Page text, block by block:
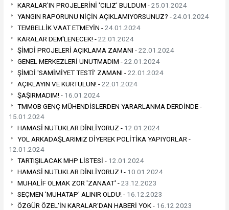
KARALAR'IN PROJELERİNİ 'CILIZ' BULDUM -25.01.2024
YANGIN RAPORUNU NİÇİN AÇIKLAMIYORSUNUZ? -24.01.2024
TEMBELLİK VAAT ETMEYİN -24.01.2024
KARALAR DEM'LENECEK! -22.01.2024
ŞİMDİ PROJELERİ AÇIKLAMA ZAMANI -22.01.2024
GENEL MERKEZLERİ UNUTMADIM -22.01.2024
ŞİMDİ 'SAMİMİYET TESTİ' ZAMANI -22.01.2024
AÇIKLAYIN VE KURTULUN! -22.01.2024
ŞAŞIRMADIM! - 16.01.2024
TMMOB GENÇ MÜHENDİSLERDEN YARARLANMA DERDİNDE -
15.01.2024
HAMASİ NUTUKLAR DİNLİYORUZ - 12.01.2024
YOL ARKADAŞLARIMIZ DİYEREK POLİTİKA YAPIYORLAR -
12.01.2024
TARTIŞILACAK MHP LİSTESİ - 12.01.2024
HAMASİ NUTUKLAR DİNLİYORUZ ! - 10.01.2024
MUHALİF OLMAK ZOR 'ZANAAT' -23.12.2023
SEÇMEN 'MUHATAP' ALINIR OLDU! - 16.12.2023
ÖZGÜR ÖZEL'İN KARALAR'DAN HABERİ YOK - 16.12.2023